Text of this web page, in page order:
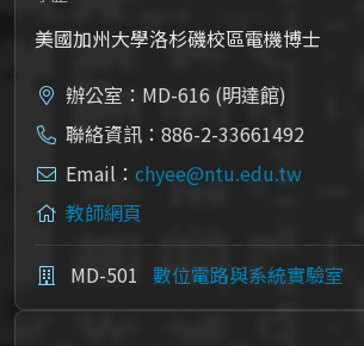
美國加州大學洛杉磯校區電機博士
辦公室：MD-616 (明達館)
聯絡資訊：886-2-33661492
Email： chyee@ntu.edu.tw
教師網頁
MD-501 數位電路與系統實驗室